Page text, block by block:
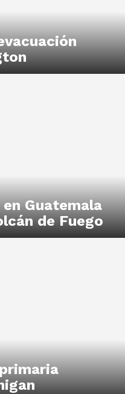
Guatemala
de Fuego